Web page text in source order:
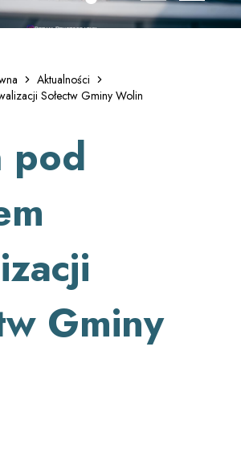
Aktualności
Sołectw Gminy Wolin
pod
Gminy